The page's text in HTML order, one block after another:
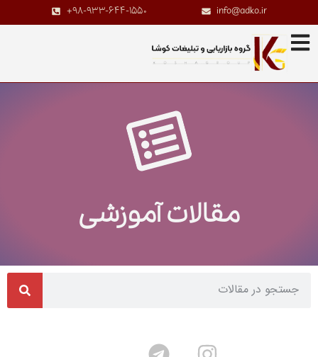
info@adko.ir
+98-933-644-1550
مقالات آموزشی